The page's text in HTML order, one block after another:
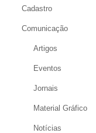
Cadastro
Comunicação
Artigos
Eventos
Jornais
Material Gráfico
Notícias